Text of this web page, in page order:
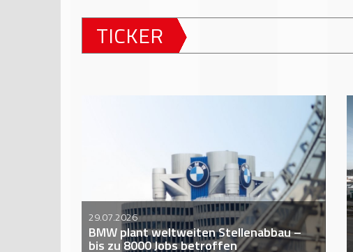
TICKER
29.07.2026
BMW plant weltweiten Stellenabbau –
bis zu 8000 Jobs betroffen